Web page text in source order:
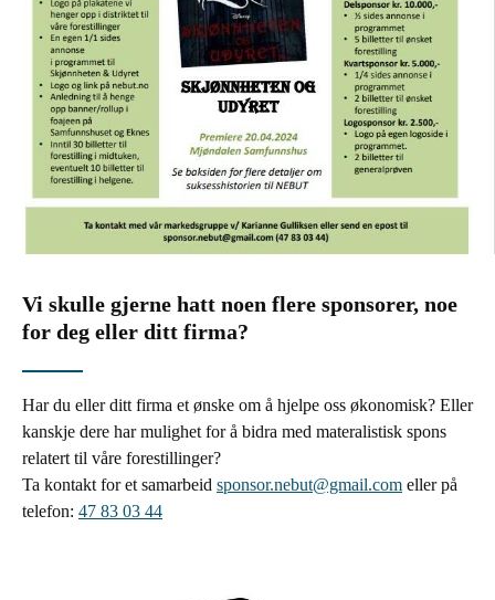
Vi skulle gjerne hatt noen flere sponsorer, noe
for deg eller ditt firma?
Har du eller ditt firma et ønske om å hjelpe oss økonomisk? Eller
kanskje dere har mulighet for å bidra med materalistisk spons
relatert til våre forestillinger?
Ta kontakt for et samarbeid sponsor.nebut@gmail.com eller på
telefon: 47 83 03 44